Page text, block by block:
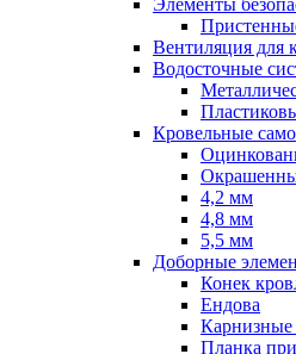
Элементы
Вентиляция для
Водосточные
Кровельные
4,2 мм
4,8 мм
5,5 мм
Доборные
Конек
Ендова
Карнизные
Планка